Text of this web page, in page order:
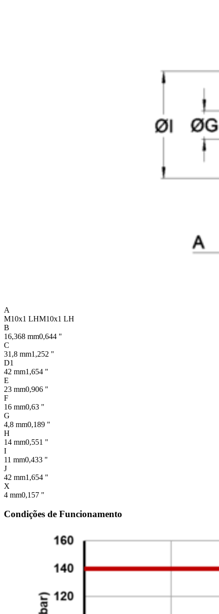
A
M10x1 LHM10x1 LH
B
16,368 mm0,644 "
C
31,8 mm1,252 "
D1
42 mm1,654 "
E
23 mm0,906 "
F
16 mm0,63 "
G
4,8 mm0,189 "
H
14 mm0,551 "
I
11 mm0,433 "
J
42 mm1,654 "
X
4 mm0,157 "
Condições de Funcionamento